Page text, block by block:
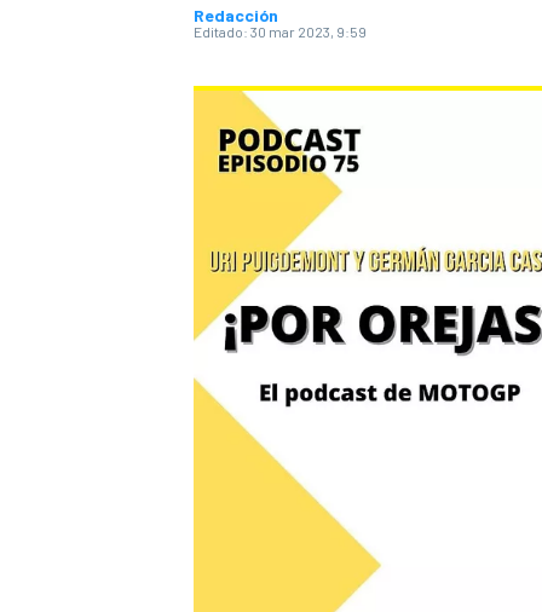
Redacción
Editado: 30 mar 2023, 9:59